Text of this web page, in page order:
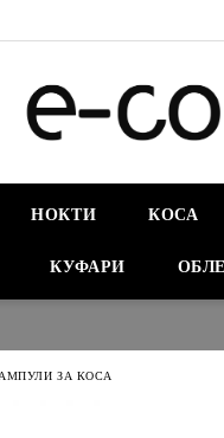
НОКТИ КОСА
КУФАРИ
АМПУЛИ ЗА КОСА